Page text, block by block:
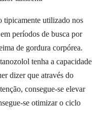
tipicamente utilizado nos
períodos de busca por
de gordura corpórea.
tenha a capacidade
dizer que através do
consegue-se elevar
se otimizar o ciclo